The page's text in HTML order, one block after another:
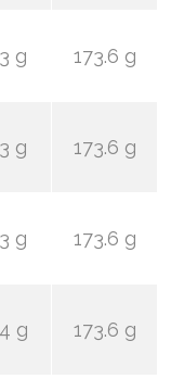
g 173.6 g
g 173.6 g
g 173.6 g
g 173.6 g